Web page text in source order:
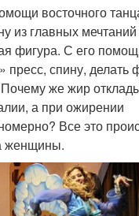
восточного
из главных
фигура. С его
пресс, спину, делать
же жир
а при ожирении
Все это
женщины.